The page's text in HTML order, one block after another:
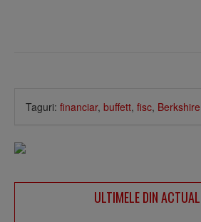
Taguri: financiar, buffett, fisc,
ULTIMELE DIN